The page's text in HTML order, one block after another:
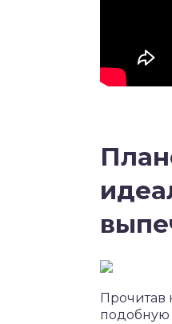
Прочитав
подобную